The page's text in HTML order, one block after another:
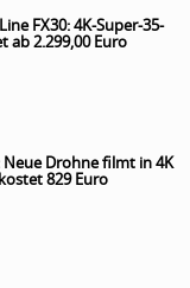
FX30: 4K-Super-35-
ab 2.299,00 Euro
Neue Drohne filmt in 4K
829 Euro